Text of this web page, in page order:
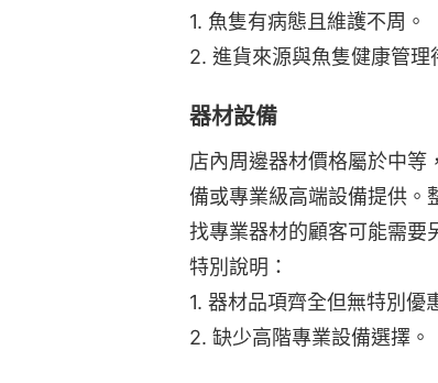
1. 魚隻有病態且維護不周。
2. 進貨來源與魚隻健康管理
器材設備
店內周邊器材價格屬於中等
備或專業級高端設備提供。
找專業器材的顧客可能需要
特別說明：
1. 器材品項齊全但無特別優
2. 缺少高階專業設備選擇。